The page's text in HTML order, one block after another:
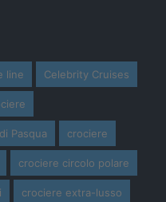
line Celebrity Cruises
Pasqua crociere
crociere circolo polare
crociere extra-lusso